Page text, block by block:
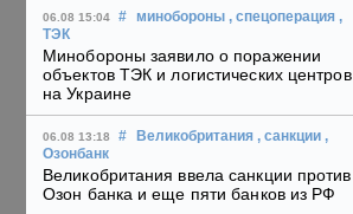
06.08 15:04 # минобороны , спецоперация ,
ТЭК
Минобороны заявило о поражении
объектов ТЭК и логистических центров
на Украине
06.08 13:18 # Великобритания , санкции ,
Озонбанк
Великобритания ввела санкции против
Озон банка и еще пяти банков из РФ